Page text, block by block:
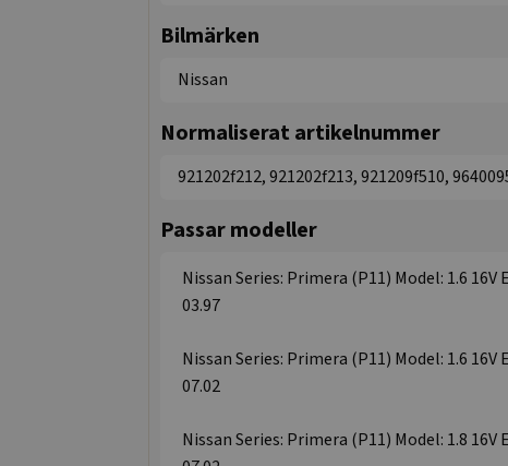
Bilmärken
Nissan
Normaliserat artikelnummer
921202f212, 921202f213, 921209f510,
Passar modeller
Nissan Series: Primera (P11) Model: 1.6 16V
03.97
Nissan Series: Primera (P11) Model: 1.6 16V
07.02
Nissan Series: Primera (P11) Model: 1.8 16V